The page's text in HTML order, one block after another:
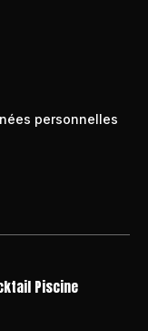
personnelles
Piscine